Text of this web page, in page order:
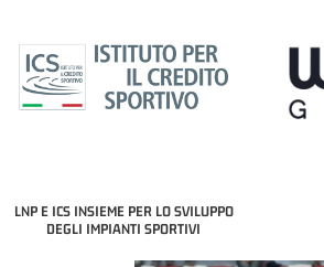
LNP E ICS INSIEME PER LO SVILUPPO
DEGLI IMPIANTI SPORTIVI